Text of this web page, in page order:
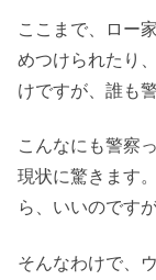
ここまで、ロー
めつけられたり
けですが、誰も
こんなにも警察
現状に驚きます
ら、いいのですが
そんなわけで、